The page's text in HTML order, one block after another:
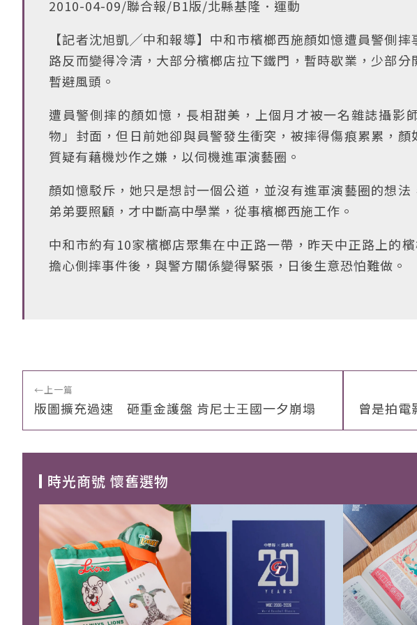
2010-04-09/聯合報/B1版/北縣基隆．運動
【記者沈旭凱╱中和報導】中和市檳榔西施顏如憶遭員警側
路反而變得冷清，大部分檳榔店拉下鐵門，暫時歇業，少部分
暫避風頭。
遭員警側摔的顏如憶，長相甜美，上個月才被一名雜誌攝影
物」封面，但日前她卻與員警發生衝突，被摔得傷痕累累，
質疑有藉機炒作之嫌，以伺機進軍演藝圈。
顏如憶駁斥，她只是想討一個公道，並沒有進軍演藝圈的想
弟弟要照顧，才中斷高中學業，從事檳榔西施工作。
中和市約有10家檳榔店聚集在中正路一帶，昨天中正路上的
擔心側摔事件後，與警方關係變得緊張，日後生意恐怕難做。
←上一篇
版圖擴充過速 砸重金護盤 肯尼士王國一夕崩塌 曾是拍電
時光商號 懷舊選物